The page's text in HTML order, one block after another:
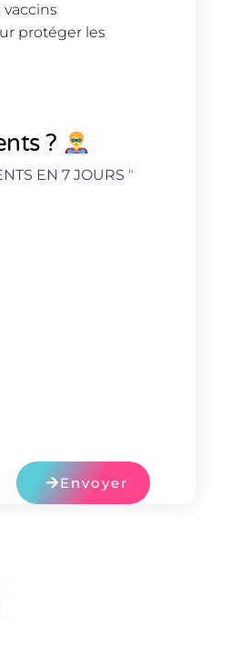
protéger les
?
EN 7 JOURS "
Envoyer